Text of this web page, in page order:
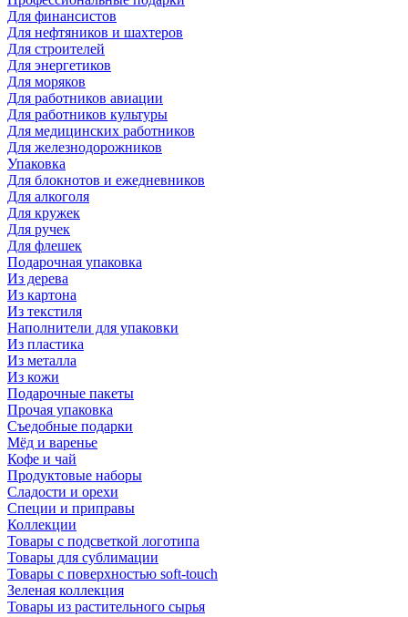
Для финансистов
Для нефтяников и шахтеров
Для строителей
Для энергетиков
Для моряков
Для работников авиации
Для работников культуры
Для медицинских работников
Для железнодорожников
Упаковка
Для блокнотов и ежедневников
Для алкоголя
Для кружек
Для ручек
Для флешек
Подарочная упаковка
Из дерева
Из картона
Из текстиля
Наполнители для упаковки
Из пластика
Из металла
Из кожи
Подарочные пакеты
Прочая упаковка
Съедобные подарки
Мёд и варенье
Кофе и чай
Продуктовые наборы
Сладости и орехи
Специи и приправы
Коллекции
Товары с подсветкой логотипа
Товары для сублимации
Товары с поверхностью soft-touch
Зеленая коллекция
Товары из растительного сырья